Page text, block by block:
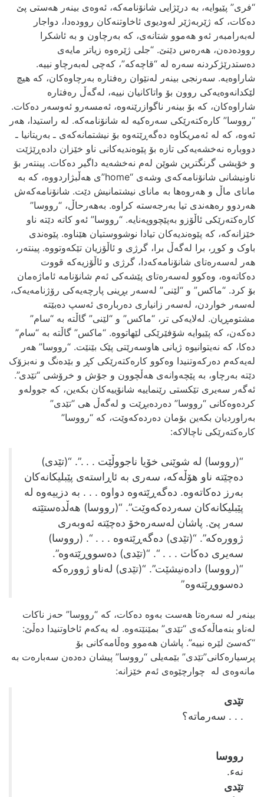
“فری” پێیوایه‌، به‌ درێژایی شانۆنامه‌که‌، ئه‌وه‌ی بینه‌ر هه‌ستی پێ
ده‌کات، که‌ ژێربه‌ژێر له‌ودیوی ئاخاوتنه‌کان رووده‌دا، دواجار
له‌به‌رامبه‌ر ئه‌و هه‌موو شتانه‌ی، که‌ به‌رچاون و به‌ ئاشکرا
رووده‌ده‌ن، هه‌ره‌س دێنێ. “جلی ژێره‌وه‌ زیاتر مایه‌ی
ده‌ستدرێژکردنه‌ سه‌ره‌ له‌ “قاچه‌که‌”، که‌چی له‌به‌رچاو نییه‌.
شاراوه‌یه‌. سه‌رنجی بینه‌ر له‌نێوان ره‌فتاره‌ به‌رچاوه‌کان، که‌ هیچ
لێکدانه‌وه‌یه‌کی روون بۆ واتاکانیان نییه‌، له‌گه‌ڵ ره‌فتاره‌
شاراوه‌کان، که‌ بۆ بینه‌ر ناگوازرێنه‌وه‌، ئه‌مسه‌رو ئه‌وسه‌ر ده‌کات.
“رووسا” کاره‌کته‌رێکی سه‌ره‌کیه‌ له‌ شانۆنامه‌که‌. له‌ راستیدا، هه‌ر
ئه‌وه‌، که‌ له‌ ئه‌مریکاوه‌ ده‌گه‌ڕێته‌وه‌ بۆ نیشتمانه‌که‌ی ـ به‌ریتانیا ـ
دووباره‌ نه‌خشه‌یه‌کی تازه بۆ پێوه‌ندیه‌کانی ناو خێزان داده‌ڕێژێت
و خۆیشی گرنگترین شوێن له‌م نه‌خشه‌یه‌ داگیر ده‌کات. پینته‌ر بۆ
ناونیشانی شانۆنامه‌که‌ی وشه‌ی “home”ی هه‌ڵبژاردووه‌، که‌ به‌
مانای ماڵ و هه‌روه‌ها به‌ مانای نیشتمانیش دێت. شانۆنامه‌که‌ش
هه‌ردوو ره‌هه‌ندی تیا به‌رجه‌سته‌ کراوه‌. به‌هه‌رحاڵ، “رووسا”
کاره‌کته‌رێکی ئاڵۆزو به‌پێچووپه‌نایه‌. “رووسا” ئه‌و کاته‌ دێته‌ ناو
خێزانه‌که‌، که‌ پێوه‌ندیه‌کان تیادا نوشووستیان هێناوه‌. پێوه‌ندی
باوک و کوڕ، برا له‌گه‌ڵ برا، گرژی و ئاڵۆزیان تێکه‌وتووه‌. پینته‌ر،
هه‌ر له‌سه‌ره‌تای شانۆنامه‌که‌دا، گرژی و ئاڵۆزیه‌که‌ قووت
ده‌کاته‌وه‌، وه‌کوو له‌سه‌ره‌‌تای پێشه‌کی ئه‌م شانۆنامه‌ ئاماژه‌مان
بۆ کرد. “ماکس” و “لێنی” له‌سه‌ر بڕینی پارچه‌یه‌کی رۆژنامه‌یه‌ک،
له‌سه‌ر خواردن، له‌سه‌ر زانیاری ده‌رباره‌ی ئه‌سپ ده‌بێته‌
مشتومڕیان. له‌لایه‌کی تر، “ماکس” و “لێنی” گاڵته‌ به‌ “سام”
ده‌که‌ن، که‌ پێیوایه‌ شۆفێرێکی لێهاتووه‌. “ماکس” گاڵته‌ به‌ “سام”
ده‌کا، که‌ نه‌یتوانیوه‌ ژیانی هاوسه‌رێتی پێک بێنێت. “رووسا” هه‌ر
له‌یه‌که‌م ده‌رکه‌وتنیدا وه‌کوو کاره‌کته‌رێکی کڕ و بێده‌نگ و نه‌بزۆک
دێته‌ به‌رچاو، به‌ پێچه‌وانه‌ی هه‌ڵچوون و جۆش و خرۆشی “تێدی”.
ئه‌گه‌ر سه‌یری تێکستی رێنماییه شانۆییه‌‌کان بکه‌ین، که‌ جووله‌و
کرده‌وه‌کانی “رووسا” ده‌رده‌بڕێت و له‌گه‌ڵ هی “تێدی”
به‌راوردیان بکه‌ین بۆمان ده‌رده‌که‌وێت، که‌ “رووسا”
کاره‌کته‌رێکی ناچالاکه‌:
“(رووسا) له‌ شوێنی خۆیا ناجووڵێت . . .”. “(تێدی)
ده‌چێته‌ ناو هۆڵه‌که‌، سه‌ری به‌ ئاڕاسته‌ی پێبلیکانه‌کان
به‌رز ده‌کاته‌وه‌. ده‌گه‌ڕێته‌وه‌ دواوه‌ . . . به‌ دزییه‌وه‌ له‌
پێبلیکانه‌کان سه‌رده‌که‌وێت”. “(رووسا) هه‌ڵده‌ستێته‌
سه‌ر پێ. پاشان له‌سه‌ره‌خۆ ده‌چێته‌ ئه‌وبه‌ری
ژووره‌که”‌. “(تێدی) ده‌گه‌ڕێته‌وه‌ . . . “. (رووسا)
سه‌یری ده‌کات . . . “. “(تێدی) ده‌سووڕێته‌وه‌”.
“(رووسا) داده‌نیشێت”. “(تێدی) له‌ناو ژووره‌که‌
ده‌سووڕێته‌وه‌”
بینه‌ر له‌ سه‌ره‌تا هه‌ست به‌وه‌ ده‌کات، که‌ “رووسا” حه‌ز ناکات
له‌ناو بنه‌ماڵه‌که‌ی “تێدی” بمێنێته‌وه‌. له‌ یه‌که‌م ئاخاوتنیدا ده‌ڵێ:
“که‌سێ لێره‌ نییه‌”. پاشان هه‌موو وه‌ڵامه‌کانی بۆ
پرسیاره‌کانی”تێدی” بێمه‌یلی “رووسا” پیشان ده‌ده‌ن سه‌باره‌ت به‌
مانه‌وه‌ی له‌ چوارچێوه‌ی ئه‌م خێزانه‌:
تێدی
. . . سه‌رماته‌؟
رووسا
نه‌ء.
تێدی